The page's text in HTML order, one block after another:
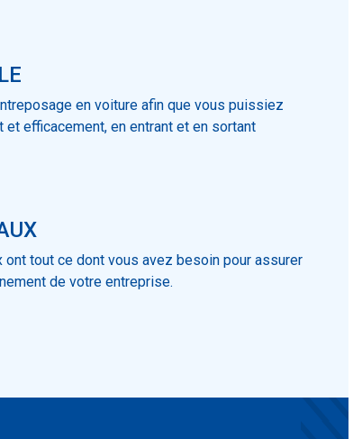
en voiture afin que vous puissiez
efficacement, en entrant et en sortant
tout ce dont vous avez besoin pour assurer
de votre entreprise.